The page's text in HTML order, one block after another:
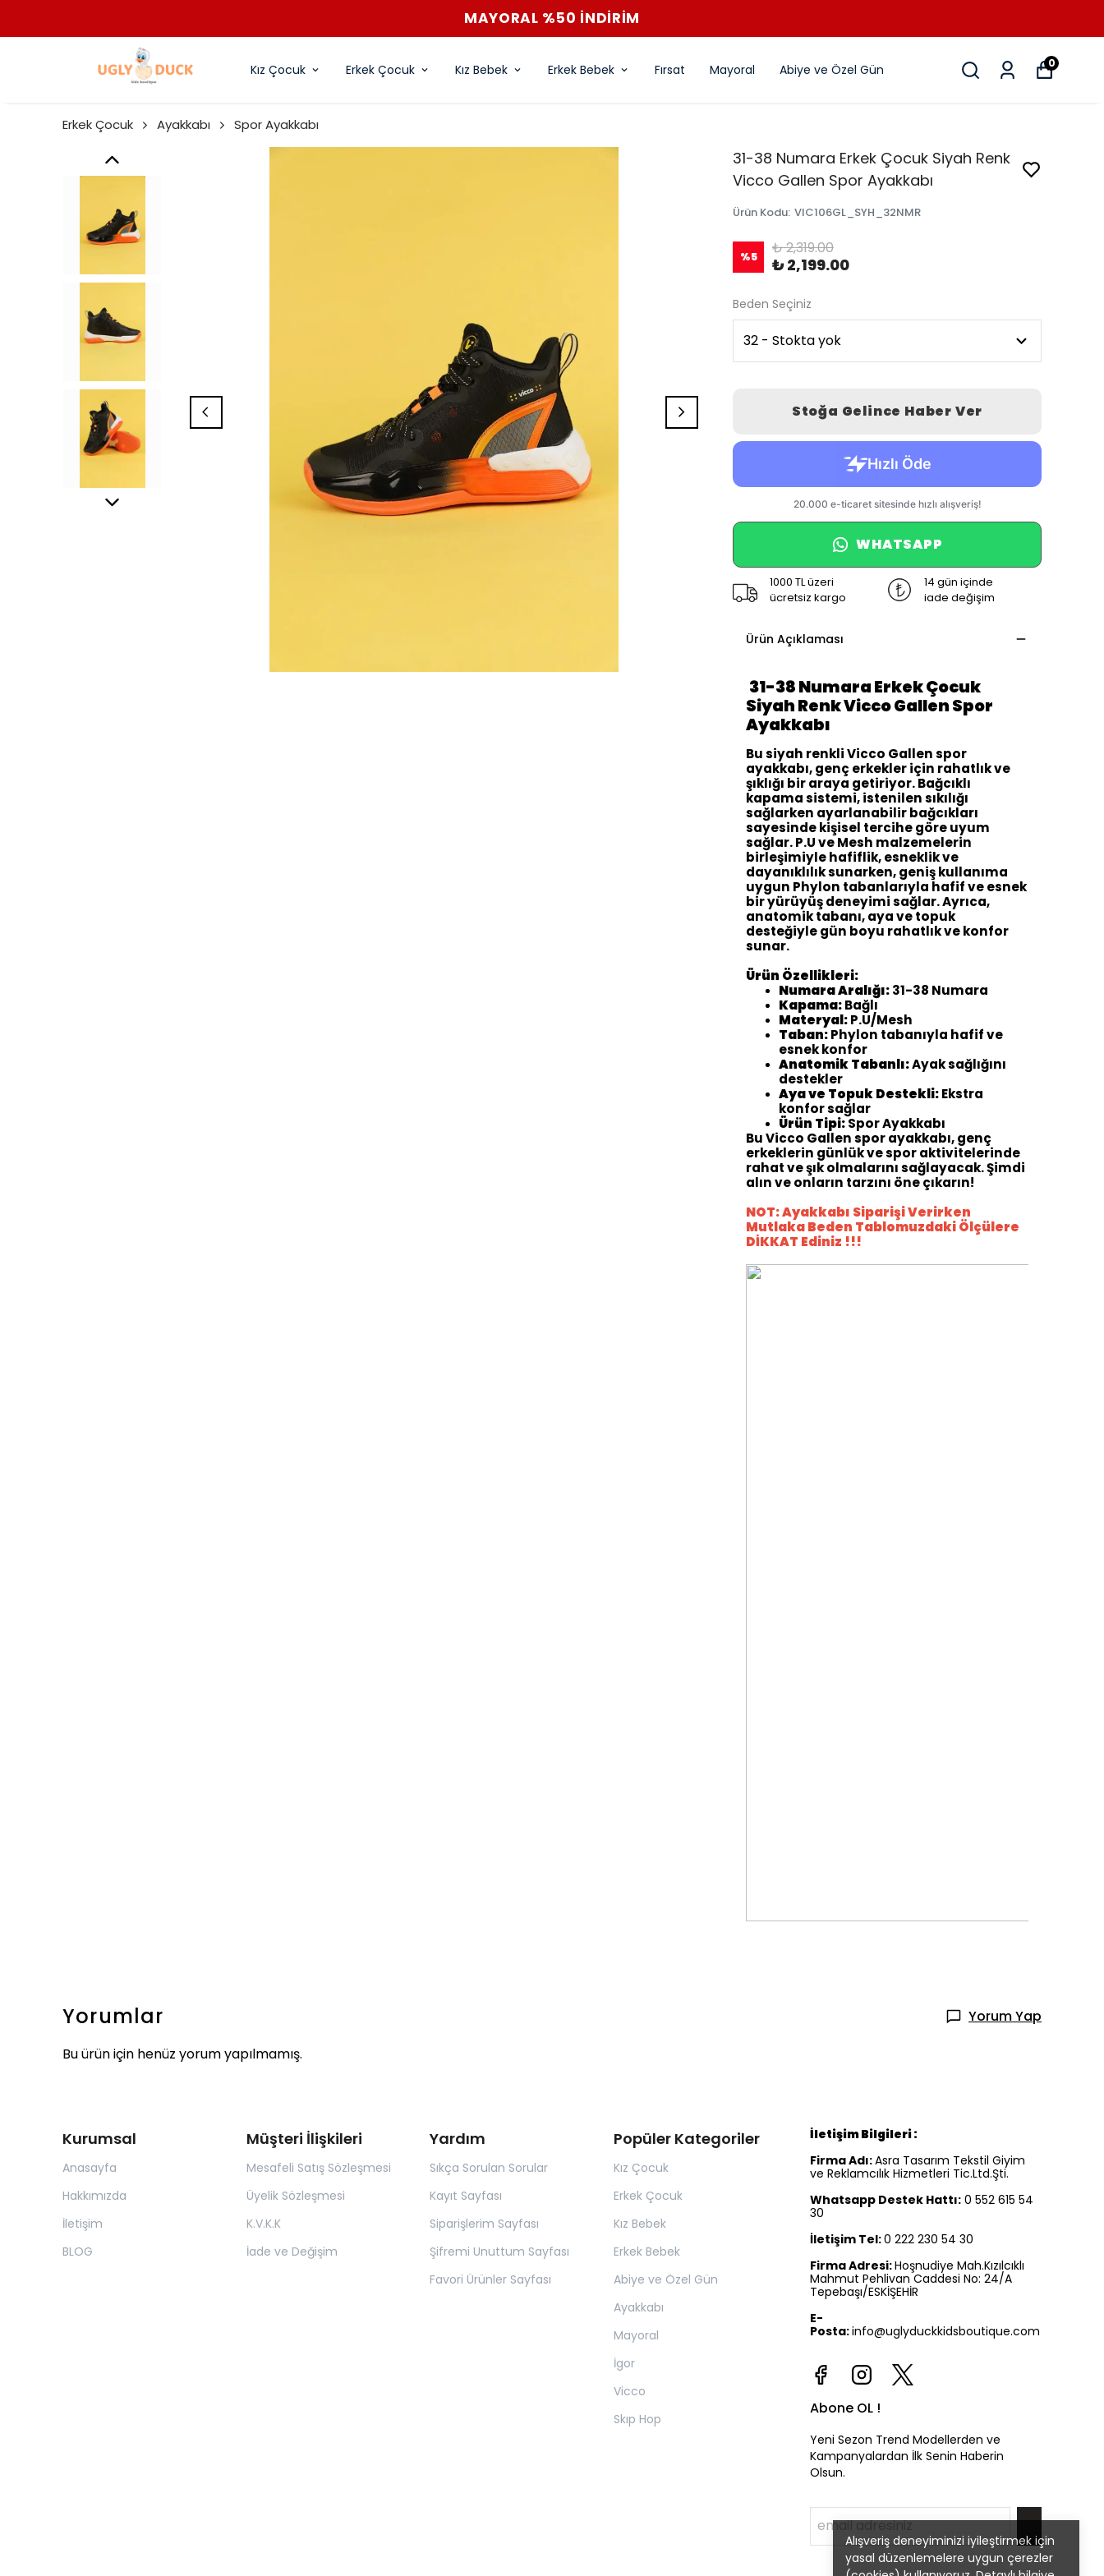
Kız Çocuk Erkek Çocuk Kız Bebek Erkek Bebek Fırsat Mayoral Abiye ve Özel Gün 0
Alışveriş deneyiminizi iyileştirmek için
yasal düzenlemelere uygun çerezler
Erkek Çocuk Ayakkabı Spor Ayakkabı
31-38 Numara Erkek Çocuk Siyah Renk
Vicco Gallen Spor Ayakkabı
Ürün Kodu: VIC106GL_SYH_32NMR
%5 ₺ 2,319.00
₺ 2,199.00
Beden Seçiniz
Stoğa Gelince Haber Ver
WHATSAPP
1000 TL üzeri
ücretsiz kargo
14 gün içinde
iade değişim
Ürün Açıklaması
31-38 Numara Erkek Çocuk
Siyah Renk Vicco Gallen Spor
Ayakkabı
Bu siyah renkli Vicco Gallen spor
ayakkabı, genç erkekler için rahatlık ve
şıklığı bir araya getiriyor. Bağcıklı
kapama sistemi, istenilen sıkılığı
sağlarken ayarlanabilir bağcıkları
sayesinde kişisel tercihe göre uyum
sağlar. P.U ve Mesh malzemelerin
birleşimiyle hafiflik, esneklik ve
dayanıklılık sunarken, geniş kullanıma
uygun Phylon tabanlarıyla hafif ve esnek
bir yürüyüş deneyimi sağlar. Ayrıca,
anatomik tabanı, aya ve topuk
desteğiyle gün boyu rahatlık ve konfor
sunar.
Ürün Özellikleri:
Numara Aralığı:31-38 Numara
Kapama:Bağlı
Materyal:P.U/Mesh
Taban:Phylon tabanıyla hafif ve
esnek konfor
Anatomik Tabanlı:Ayak sağlığını
destekler
Aya ve Topuk Destekli:Ekstra
konfor sağlar
Ürün Tipi:Spor Ayakkabı
Bu Vicco Gallen spor ayakkabı, genç
erkeklerin günlük ve spor aktivitelerinde
rahat ve şık olmalarını sağlayacak. Şimdi
alın ve onların tarzını öne çıkarın!
NOT: Ayakkabı Siparişi Verirken
Mutlaka Beden Tablomuzdaki Ölçülere
DİKKAT Ediniz !!!
Yorumlar
Yorum Yap
Bu ürün için henüz yorum yapılmamış.
Kurumsal
Anasayfa
Hakkımızda
İletişim
BLOG
Müşteri İlişkileri
Mesafeli Satış Sözleşmesi
Üyelik Sözleşmesi
K.V.K.K
İade ve Değişim
Yardım
Sıkça Sorulan Sorular
Kayıt Sayfası
Siparişlerim Sayfası
Şifremi Unuttum Sayfası
Favori Ürünler Sayfası
Popüler Kategoriler
Kız Çocuk
Erkek Çocuk
Kız Bebek
Erkek Bebek
Abiye ve Özel Gün
Ayakkabı
Mayoral
İgor
Vicco
Skıp Hop
İletişim Bilgileri :
Firma Adı:Asra Tasarım Tekstil Giyim
ve Reklamcılık Hizmetleri Tic.Ltd.Şti.
Whatsapp Destek Hattı: 0 552 615 54
30
İletişim Tel:0 222 230 54 30
Firma Adresi:Hoşnudiye Mah.Kızılcıklı
Mahmut Pehlivan Caddesi No: 24/A
Tepebaşı/ESKİŞEHİR
E-
Posta:info@uglyduckkidsboutique.com
Abone OL !
Yeni Sezon Trend Modellerden ve
Kampanyalardan İlk Senin Haberin
Olsun.